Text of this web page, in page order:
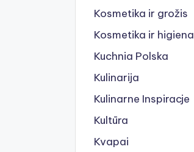
Kosmetika ir grožis
Kosmetika ir higiena
Kuchnia Polska
Kulinarija
Kulinarne Inspiracje
Kultūra
Kvapai